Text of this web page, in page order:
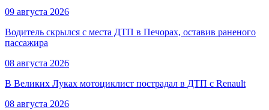
09 августа 2026
Водитель скрылся с места ДТП в Печорах, оставив раненого
пассажира
08 августа 2026
В Великих Луках мотоциклист пострадал в ДТП с Renault
08 августа 2026